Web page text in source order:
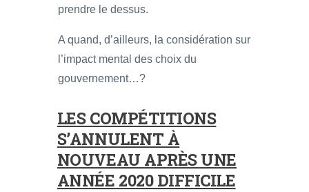
prendre le dessus.
A quand, d’ailleurs, la considération sur
l’impact mental des choix du
gouvernement…?
LES COMPÉTITIONS
S’ANNULENT À
NOUVEAU APRÈS UNE
ANNÉE 2020 DIFFICILE